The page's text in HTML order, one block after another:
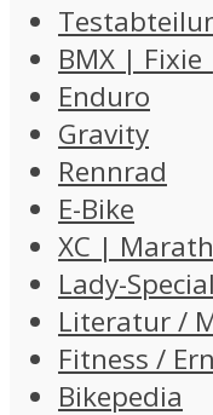
BMX |
Enduro
Gravity
Rennrad
E-Bike
XC |
Lady-Special
Literatur /
Fitness /
Bikepedia